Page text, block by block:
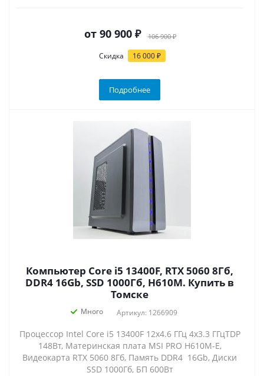
от 90 900 ₽ 106 900 ₽
Скидка 16 000 ₽
Подробнее
Компьютер Core i5 13400F, RTX 5060 8Гб,
DDR4 16Gb, SSD 1000Гб, H610M. Купить в
Томске
Много Артикул: 1266909
Процессор Intel Core i5 13400F 12x4.6 ГГц 4x3.3 ГГцTDP
148Вт, Материнская плата MSI PRO H610M-E,
Видеокарта RTX 5060 8Гб, Память DDR4 16Gb, Диски
SSD 1000Гб, БП 600Вт